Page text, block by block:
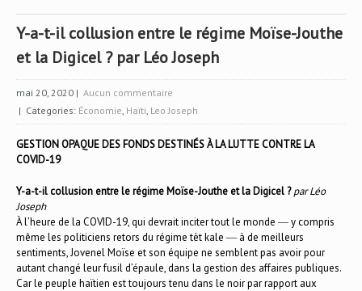
Y-a-t-il collusion entre le régime Moïse-Jouthe
et la Digicel ? par Léo Joseph
mai 20, 2020 | Aucun commentaire
| Categories: Économie, Haïti, Leo Joseph
GESTION OPAQUE DES FONDS DESTINÉS À LA LUTTE CONTRE LA
COVID-19
Y-a-t-il collusion entre le régime Moïse-Jouthe et la Digicel ? parLéo
Joseph
À l’heure de la COVID-19, qui devrait inciter tout le monde ― y compris
même les politiciens retors du régime tèt kale ― à de meilleurs
sentiments, Jovenel Moïse et son équipe ne semblent pas avoir pour
autant changé leur fusil d’épaule, dans la gestion des affaires publiques.
Car le peuple haïtien est toujours tenu dans le noir par rapport aux